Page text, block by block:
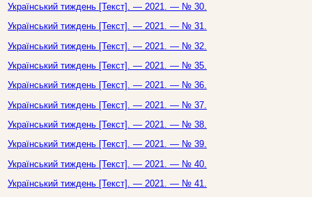
Український тиждень [Текст]. — 2021. — № 30.
Український тиждень [Текст]. — 2021. — № 31.
Український тиждень [Текст]. — 2021. — № 32.
Український тиждень [Текст]. — 2021. — № 35.
Український тиждень [Текст]. — 2021. — № 36.
Український тиждень [Текст]. — 2021. — № 37.
Український тиждень [Текст]. — 2021. — № 38.
Український тиждень [Текст]. — 2021. — № 39.
Український тиждень [Текст]. — 2021. — № 40.
Український тиждень [Текст]. — 2021. — № 41.